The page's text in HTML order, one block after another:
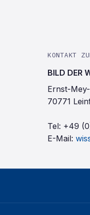
KONTAKT
BILD DER
Ernst-
70771
Tel: +49
E-Mail: